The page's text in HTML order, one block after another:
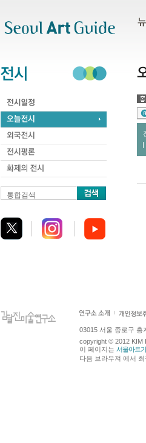
통합검색
03015 서울 종로구 홍
copyright © 2012 KIM
이 페이지는 서울아트
다음 브라우져 에서